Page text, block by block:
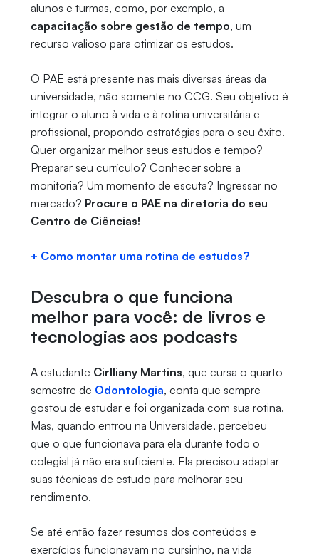
alunos e turmas, como, por exemplo, a
capacitação sobre gestão de tempo, um
recurso valioso para otimizar os estudos.
O PAE está presente nas mais diversas áreas da
universidade, não somente no CCG. Seu objetivo é
integrar o aluno à vida e à rotina universitária e
profissional, propondo estratégias para o seu êxito.
Quer organizar melhor seus estudos e tempo?
Preparar seu currículo? Conhecer sobre a
monitoria? Um momento de escuta? Ingressar no
mercado? Procure o PAE na diretoria do seu
Centro de Ciências!
+ Como montar uma rotina de estudos?
Descubra o que funciona
melhor para você: de livros e
tecnologias aos podcasts
A estudante Cirlliany Martins, que cursa o quarto
semestre de Odontologia, conta que sempre
gostou de estudar e foi organizada com sua rotina.
Mas, quando entrou na Universidade, percebeu
que o que funcionava para ela durante todo o
colegial já não era suficiente. Ela precisou adaptar
suas técnicas de estudo para melhorar seu
rendimento.
Se até então fazer resumos dos conteúdos e
exercícios funcionavam no cursinho, na vida